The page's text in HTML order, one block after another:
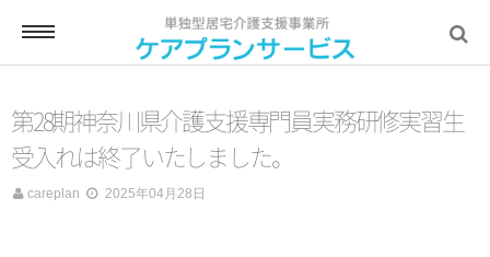
ホーム
第28期神奈川県介護支援専門員実務研修実習生
受入れは終了いたしました。
careplan 2025年04月28日